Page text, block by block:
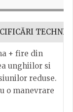
+ fire din
unghiilor si
reduse.
o manevrare